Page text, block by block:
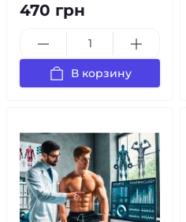
470 грн
В корзину